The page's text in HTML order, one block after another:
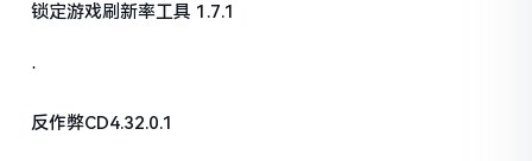
锁定游戏刷新率工具 1.7.1
·
反作弊CD4.32.0.1